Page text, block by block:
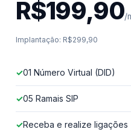
R$199,90/
Implantação: R$299,90
01 Número Virtual (DID)
05 Ramais SIP
Receba e realize ligações